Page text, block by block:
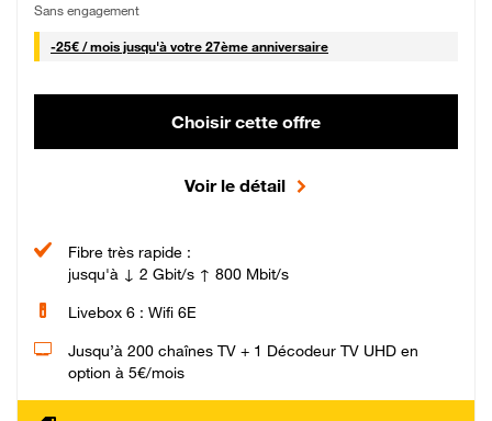
Sans engagement
-25€ / mois25 € par mois
jusqu'à votre 27ème anniversaire
Choisir cette offre
Voir le détail
Fibre très rapide :
jusqu'à ↓ 2 Gbit/s ↑ 800 Mbit/s
Livebox 6 : Wifi 6E
Jusqu’à 200 chaînes TV + 1 Décodeur TV UHD en
option à 5€/mois